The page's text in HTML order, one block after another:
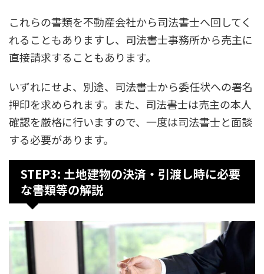
これらの書類を不動産会社から司法書士へ回してく
れることもありますし、司法書士事務所から売主に
直接請求することもあります。
いずれにせよ、別途、司法書士から委任状への署名
押印を求められます。また、司法書士は売主の本人
確認を厳格に行いますので、一度は司法書士と面談
する必要があります。
STEP3: 土地建物の決済・引渡し時に必要
な書類等の解説